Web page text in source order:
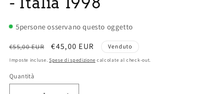
5persone osservano questo oggetto
Prezzo
di
€55,00 EUR
Prezzo
scontato
€45,00 EUR Venduto
Imposte incluse. Spese di spedizione calcolate al check-out.
Quantità